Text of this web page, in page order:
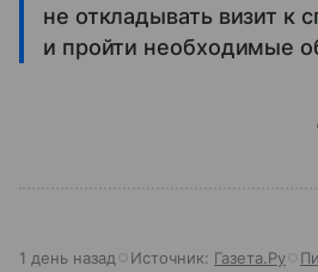
не откладывать визит к
и пройти необходимые
1 день назад Источник: Газета.Ру